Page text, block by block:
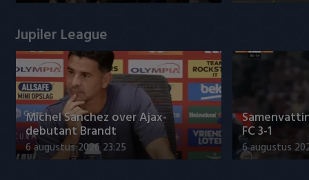
Jupiler League
Míchel Sanchez over Ajax-
debutant Brandt
6 augustus 2026 23:25
FC 3-1
6 augustus